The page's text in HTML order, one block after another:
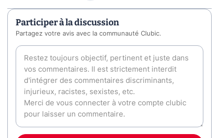
Participer à la discussion
Partagez votre avis avec la communauté Clubic.